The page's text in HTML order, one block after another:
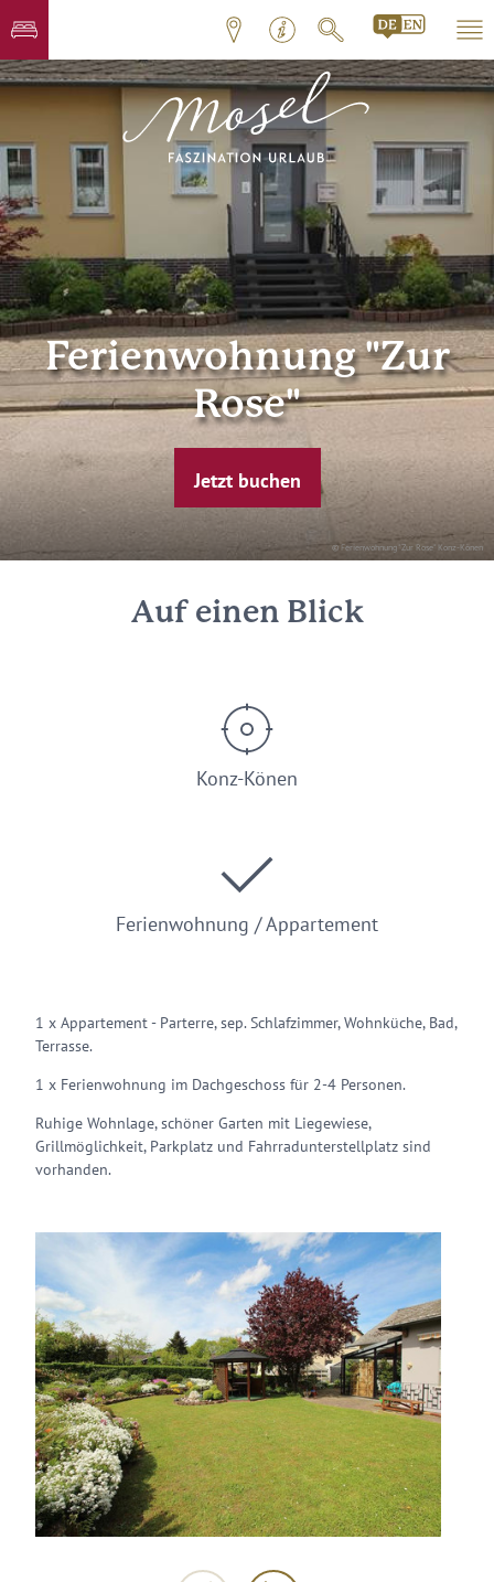
© Ferienwohnung "Zur Rose" Konz-Könen
Ferienwohnung "Zur
Rose"
Jetzt buchen
Auf einen Blick
Konz-Könen
Ferienwohnung / Appartement
1 x Appartement - Parterre, sep. Schlafzimmer, Wohnküche, Bad,
Terrasse.
1 x Ferienwohnung im Dachgeschoss für 2-4 Personen.
Ruhige Wohnlage, schöner Garten mit Liegewiese,
Grillmöglichkeit, Parkplatz und Fahrradunterstellplatz sind
vorhanden.